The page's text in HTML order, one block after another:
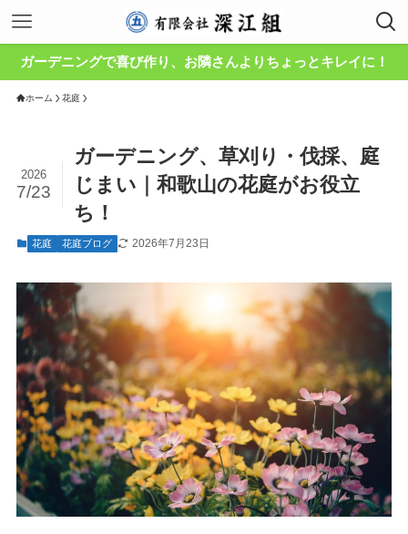
ガーデニングで喜び作り、お隣さんよりちょっとキレイに！
ホーム 花庭
ガーデニング、草刈り・伐採、庭
じまい｜和歌山の花庭がお役立
ち！
2026
7/23
花庭 花庭ブログ 2026年7月23日